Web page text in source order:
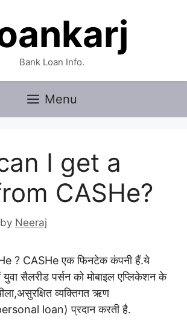
Bank Loan Info.
Menu
I get a
CASHe?
by Neeraj
? CASHe एक फिनटेक कंपनी हैं.ये
सैलरीड पर्सन को मोबाइल एप्लिकेशन के
व्यक्तिगत ऋण
loan) प्रदान करती है.